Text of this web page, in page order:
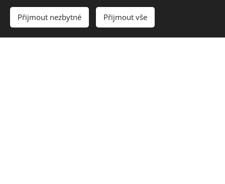
Přijmout nezbytné Přijmout vše